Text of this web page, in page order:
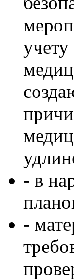
- в
-